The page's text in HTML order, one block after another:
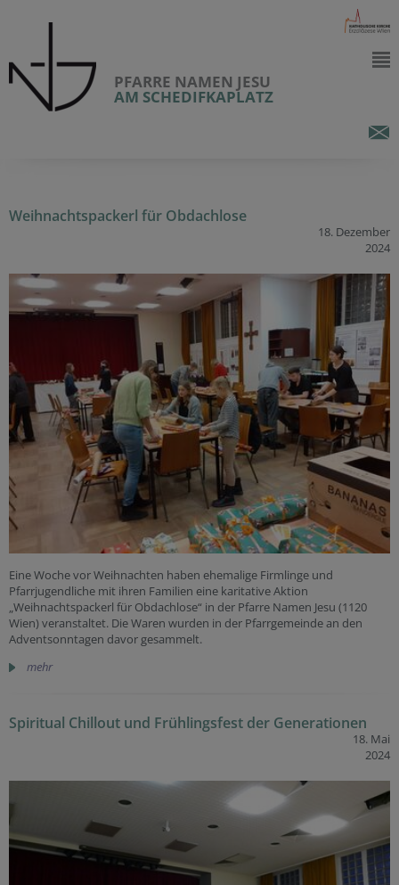
PFARRE NAMEN JESU
AM SCHEDIFKAPLATZ
Weihnachtspackerl für Obdachlose
18. Dezember
2024
Eine Woche vor Weihnachten haben ehemalige Firmlinge und
Pfarrjugendliche mit ihren Familien eine karitative Aktion
„Weihnachtspackerl für Obdachlose“ in der Pfarre Namen Jesu (1120
Wien) veranstaltet. Die Waren wurden in der Pfarrgemeinde an den
Adventsonntagen davor gesammelt.
mehr
Spiritual Chillout und Frühlingsfest der Generationen
18. Mai
2024